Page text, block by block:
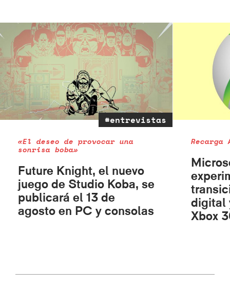
#entrevistas
«El deseo de provocar una
sonrisa boba»
Future Knight, el nuevo
juego de Studio Koba, se
publicará el 13 de
agosto en PC y consolas
Recarga
digital
Xbox